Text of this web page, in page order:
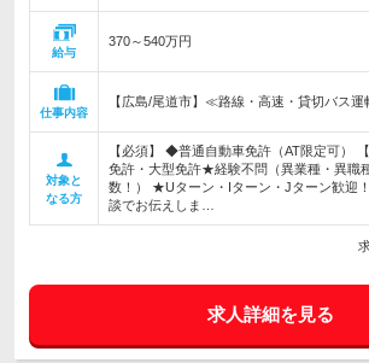
給与
370～540万円
仕事内容
【広島/尾道市】≪路線・高速・貸切バス
対象と
なる方
【必須】 ◆普通自動車免許（AT限定可）
免許・大型免許★経験不問（異業種・異職
数！） ★Uターン・Iターン・Jターン歓迎
談でお伝えしま…
求人詳細を見る